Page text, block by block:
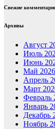
Свежие
Архивы
Август
Июль
Июнь
Май 2026
Апрель
Март
Февраль
Январь
Декабрь
Ноябрь